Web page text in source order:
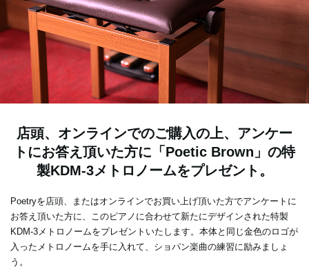
店頭、オンラインでのご購入の上、アンケー
トにお答え頂いた方に「Poetic Brown」の特
製KDM-3メトロノームをプレゼント。
Poetryを店頭、またはオンラインでお買い上げ頂いた方でアンケートに
お答え頂いた方に、このピアノに合わせて新たにデザインされた特製
KDM-3メトロノームをプレゼントいたします。本体と同じ金色のロゴが
入ったメトロノームを手に入れて、ショパン楽曲の練習に励みましょ
う。